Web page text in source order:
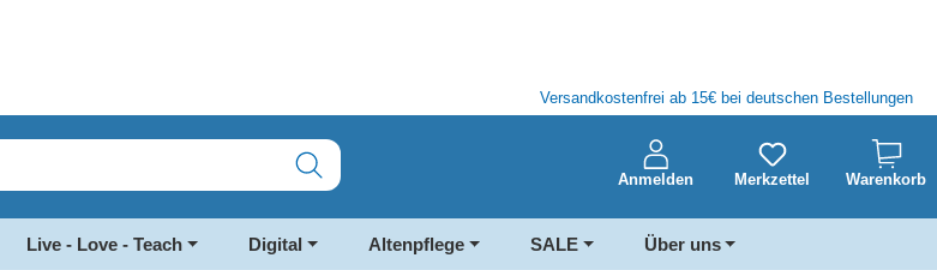
Versandkostenfrei ab 15€ bei deutschen Bestellungen
Anmelden Merkzettel Warenkorb
Live - Love - Teach Digital Altenpflege SALE Über uns